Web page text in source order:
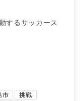
するサッカース
市
挑戦